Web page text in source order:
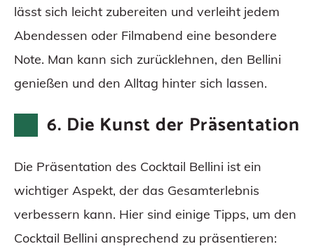
lässt sich leicht zubereiten und verleiht jedem
Abendessen oder Filmabend eine besondere
Note. Man kann sich zurücklehnen, den Bellini
genießen und den Alltag hinter sich lassen.
6. Die Kunst der Präsentation
Die Präsentation des Cocktail Bellini ist ein
wichtiger Aspekt, der das Gesamterlebnis
verbessern kann. Hier sind einige Tipps, um den
Cocktail Bellini ansprechend zu präsentieren: